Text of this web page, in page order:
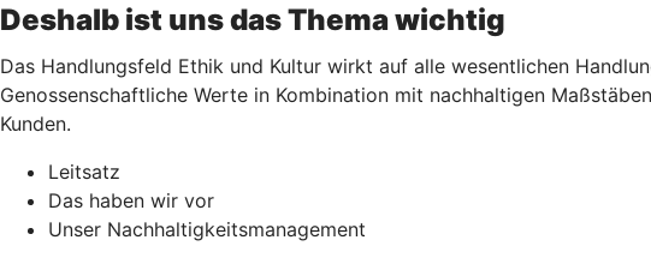
Deshalb ist uns das Thema wichtig
Das Handlungsfeld Ethik und Kultur wirkt auf alle wesentlichen
Genossenschaftliche Werte in Kombination mit nachhaltigen
Kunden.
Leitsatz
Das haben wir vor
Unser Nachhaltigkeitsmanagement